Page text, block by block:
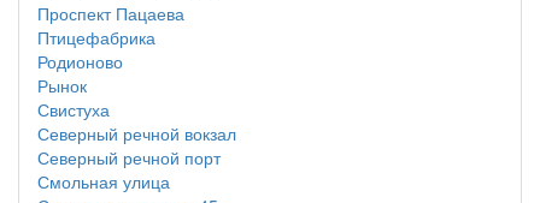
Проспект Пацаева
Птицефабрика
Родионово
Рынок
Свистуха
Северный речной вокзал
Северный речной порт
Смольная улица